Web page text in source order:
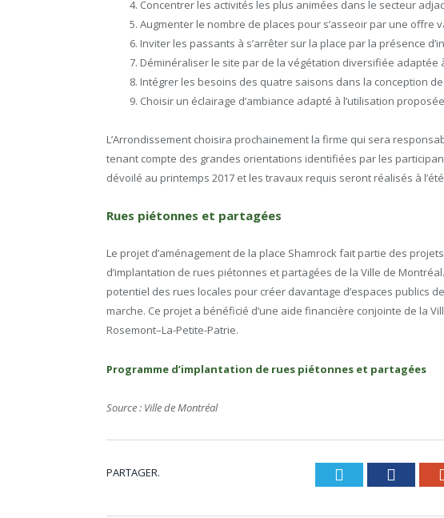
Concentrer les activités les plus animées dans le secteur
Augmenter le nombre de places pour s’asseoir par une offre
Inviter les passants à s’arrêter sur la place par la présence
Déminéraliser le site par de la végétation diversifiée adaptée
Intégrer les besoins des quatre saisons dans la conception
Choisir un éclairage d’ambiance adapté à l’utilisation
L’Arrondissement choisira prochainement la firme qui sera
tenant compte des grandes orientations identifiées par les
dévoilé au printemps 2017 et les travaux requis seront réalisés à l’été
Rues piétonnes et partagées
Le projet d’aménagement de la place Shamrock fait partie des
d’implantation de rues piétonnes et partagées de la Ville de
potentiel des rues locales pour créer davantage d’espaces publics
marche. Ce projet a bénéficié d’une aide financière conjointe de la
Rosemont–La-Petite-Patrie.
Programme d’implantation de rues piétonnes et partagées
Source : Ville de Montréal
PARTAGER. Twitter